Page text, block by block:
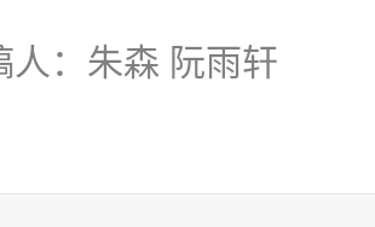
人：朱森 阮雨轩